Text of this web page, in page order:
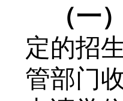
（一
定的招
管部门